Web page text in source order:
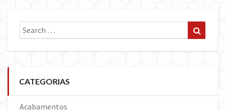
Search
for:
CATEGORIAS
Acabamentos